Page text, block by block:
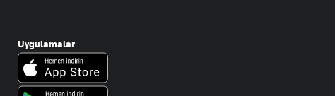
Uygulamalar